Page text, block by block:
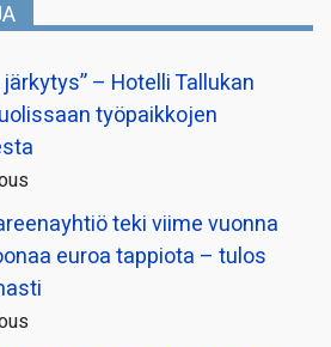
– Hotelli Tallukan
työpaikkojen
teki viime vuonna
euroa tappiota – tulos